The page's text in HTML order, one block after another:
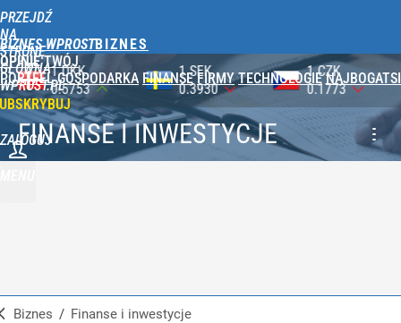
PRZEJDŹ
NA
STRONĘ
GŁÓWNĄ
WPROST.PL
BIZNES WPROST
OPINIE TWÓJ
PORTFEL GOSPODARKA FINANSE FIRMY TECHNOLOGIE NAJBOGATSI
ZALOGUJ
1 SEK
0.3930
1 CZK
0.1773
100 HUF
1.1741
FINANSE I INWESTYCJE
Biznes / Finanse i inwestycje